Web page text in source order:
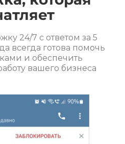
24/7 с ответом за 5
всегда готова помочь
и обеспечить
вашего бизнеса